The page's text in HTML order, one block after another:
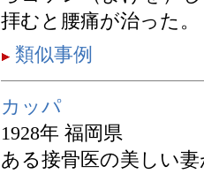
拝むと腰痛が治った。
類似事例
カッパ
1928年 福岡県
ある接骨医の美しい